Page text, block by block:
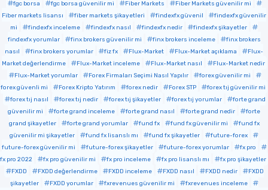
fgc borsa
fgc borsa güvenilir mi Fiber Markets
Fiber Markets güvenilir mi
Fiber markets lisansı
fiber markets şikayetleri findexfx güvenil
findexfx güvenilir
mi
findexfx inceleme findexfx nasıl findexfx nedir
findexfx şikayetler
findexfx yorumlar
finx brokers güvenilir mi finx brokers inceleme
finx brokers
nasıl
finx brokers yorumlar fiz fx Flux-Market Flux-Market açıklama
Flux-
Market değerlendirme
Flux-Market inceleme Flux-Market nasıl
Flux-Market nedir
Flux-Market yorumlar
Forex Firmaları Seçimi Nasıl Yapılır
forex güvenilir mi
forex güvenli mi
Forex Kripto Yatırım forex nedir Forex STP
forex tıj güvenilir mi
forex tıj nasıl
forex tıj nedir forex tıj şikayetler forex tıj yorumlar
forte grand
güvenilir mi
forte grand inceleme forte grand nasıl forte grand nedir
forte
grand şikayetler
forte grand yorumlar fund fx fund fx güvenilir mi
fund fx
güvenilir mi şikayetler
fund fx lisanslı mı fund fx şikayetler
future-forex
future-forex güvenilir mi
future-forex şikayetler future-forex yorumlar
fx pro
fx pro 2022
fx pro güvenilir mi fx pro inceleme fx pro lisanslı mı
fx pro şikayetler
FXDD
FXDD değerlendirme FXDD inceleme FXDD nasıl FXDD nedir
FXDD
şikayetler
FXDD yorumlar fxrevenues güvenilir mi
fxrevenues inceleme